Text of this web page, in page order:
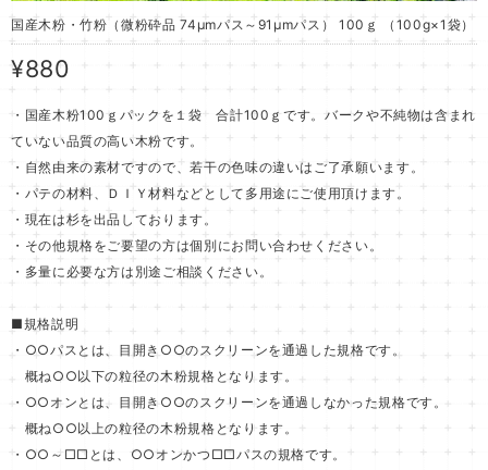
国産木粉・竹粉（微粉砕品 74μmパス～91μmパス） 100ｇ （100g×1袋）
¥880
・国産木粉100ｇパックを１袋 合計100ｇです。バークや不純物は含まれ
ていない品質の高い木粉です。
・自然由来の素材ですので、若干の色味の違いはご了承願います。
・パテの材料、ＤＩＹ材料などとして多用途にご使用頂けます。
・現在は杉を出品しております。
・その他規格をご要望の方は個別にお問い合わせください。
・多量に必要な方は別途ご相談ください。
■規格説明
・○○パスとは、目開き○○のスクリーンを通過した規格です。
概ね○○以下の粒径の木粉規格となります。
・○○オンとは、目開き○○のスクリーンを通過しなかった規格です。
概ね○○以上の粒径の木粉規格となります。
・○○～□□とは、○○オンかつ□□パスの規格です。